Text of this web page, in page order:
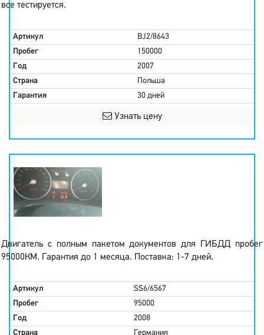
все тестируется.
Артикул
BJ2/8643
Пробег
150000
Год
2007
Страна
Польша
Гарантия
30 дней
Узнать цену
Двигатель с полным пакетом документов для ГИБДД пробег
95000КМ. Гарантия до 1 месяца. Поставка: 1-7 дней.
Артикул
SS6/6567
Пробег
95000
Год
2008
Страна
Германия